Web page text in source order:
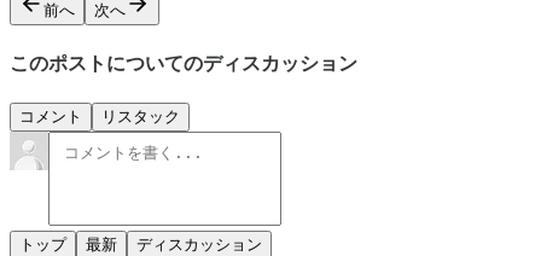
前へ 次へ
このポストについてのディスカッション
コメント リスタック
トップ 最新 ディスカッション